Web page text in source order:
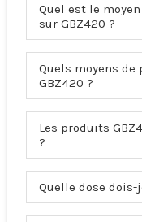
Quel est le
sur GBZ420 ?
Quels moyens
GBZ420 ?
Les produits
?
Quelle dose dois-